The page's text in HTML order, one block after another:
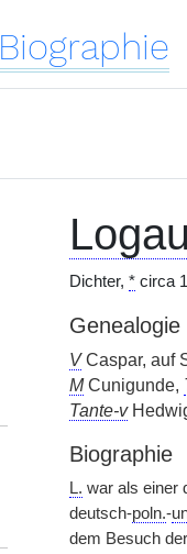
Biographie
Dichter, *circa
Genealogie
VCaspar, auf
MCunigunde,
Tante-v
Biographie
L. war als einer
deutsch-poln.-
dem Besuch